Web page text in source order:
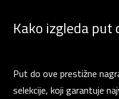
Kako izgleda put
Put do ove prestižne
selekcije, koji garantuje